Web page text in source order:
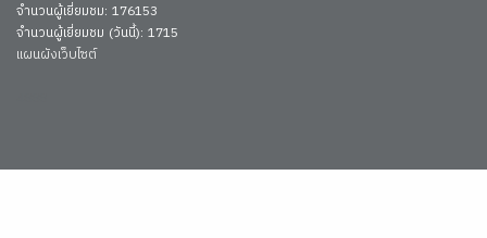
จำนวนผู้เยี่ยมชม: 176153
จำนวนผู้เยี่ยมชม (วันนี้): 1715
แผนผังเว็บไซต์